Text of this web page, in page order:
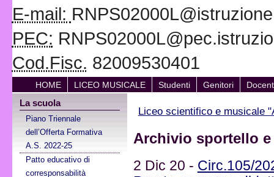
E-mail:
PEC:
Cod.Fisc. 82009530401
HOME LICEO MUSICALE Studenti Genitori
La scuola
Piano Triennale
dell’Offerta Formativa
A.S. 2022-25
Patto educativo di
corresponsabilità
Liceo scientifico e musicale
Archivio sportello e
2 Dic 20 - Circ.105/